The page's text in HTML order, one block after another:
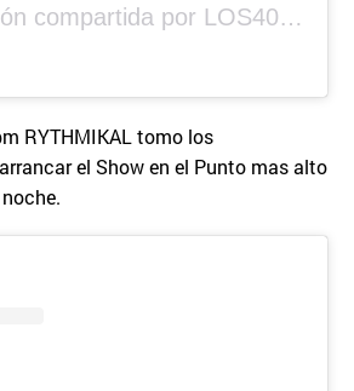
Una publicación compartida por LOS40 Panamá (@los40panama)
RYTHMIKAL tomo los
el Show en el Punto mas alto